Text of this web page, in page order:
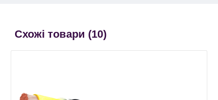
Схожі товари (10)